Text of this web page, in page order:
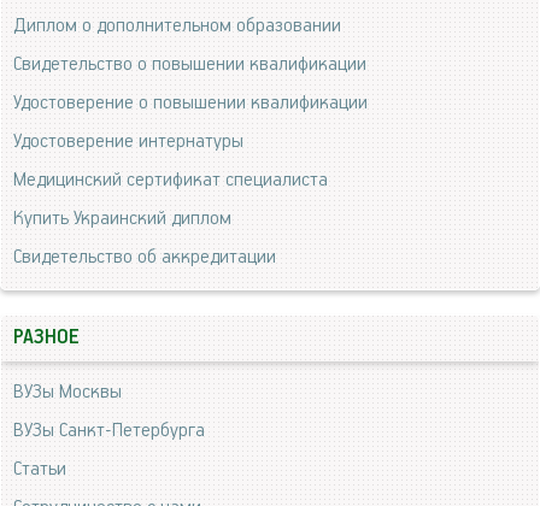
Диплом о дополнительном образовании
Свидетельство о повышении квалификации
Удостоверение о повышении квалификации
Удостоверение интернатуры
Медицинский сертификат специалиста
Купить Украинский диплом
Свидетельство об аккредитации
РАЗНОЕ
ВУЗы Москвы
ВУЗы Санкт-Петербурга
Статьи